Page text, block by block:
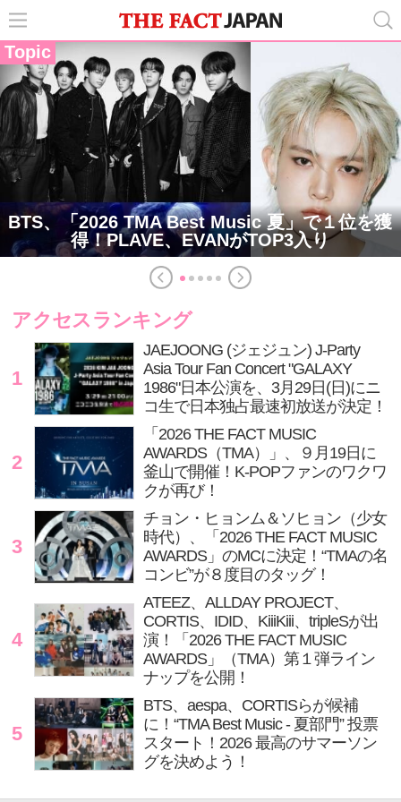
Topic
BTS、「2026 TMA Best Music 夏」で１位を獲
得！PLAVE、EVANがTOP3入り
アクセスランキング
1
JAEJOONG (ジェジュン) J-Party
Asia Tour Fan Concert "GALAXY
1986"日本公演を、3月29日(日)にニ
コ生で日本独占最速初放送が決定！
2
「2026 THE FACT MUSIC
AWARDS（TMA）」、９月19日に
釜山で開催！K-POPファンのワクワ
クが再び！
3
チョン・ヒョンム＆ソヒョン（少女
時代）、「2026 THE FACT MUSIC
AWARDS」のMCに決定！“TMAの名
コンビ”が８度目のタッグ！
4
ATEEZ、ALLDAY PROJECT、
CORTIS、IDID、KiiiKiii、tripleSが出
演！「2026 THE FACT MUSIC
AWARDS」（TMA）第１弾ライン
ナップを公開！
5
BTS、aespa、CORTISらが候補
に！“TMA Best Music - 夏部門” 投票
スタート！2026 最高のサマーソン
グを決めよう！